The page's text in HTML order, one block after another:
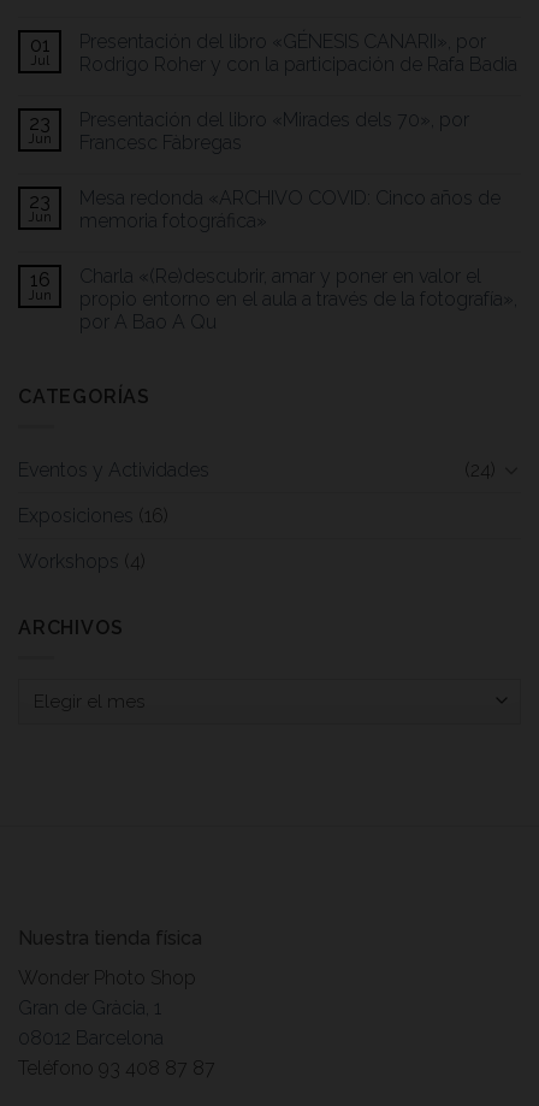
01
Jul
Presentación del libro «GÉNESIS CANARII», por
Rodrigo Roher y con la participación de Rafa Badia
23
Jun
Presentación del libro «Mirades dels 70», por
Francesc Fàbregas
23
Jun
Mesa redonda «ARCHIVO COVID: Cinco años de
memoria fotográfica»
16
Jun
Charla «(Re)descubrir, amar y poner en valor el
propio entorno en el aula a través de la fotografía»,
por A Bao A Qu
CATEGORÍAS
Eventos y Actividades
(24)
Exposiciones (16)
Workshops (4)
ARCHIVOS
Archivos
Nuestra tienda física
Wonder Photo Shop
Gran de Gràcia, 1
08012 Barcelona
Teléfono 93 408 87 87